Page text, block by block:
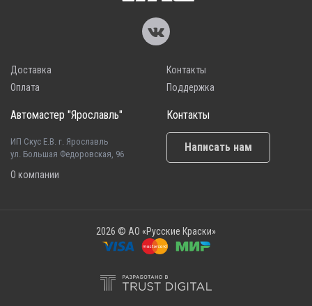
Доставка
Оплата
Контакты
Поддержка
Автомастер "Ярославль"
ИП Скус Е.В. г. Ярославль
ул. Большая Федоровская, 96
О компании
Контакты
Написать нам
2026 © АО «Русские Краски»